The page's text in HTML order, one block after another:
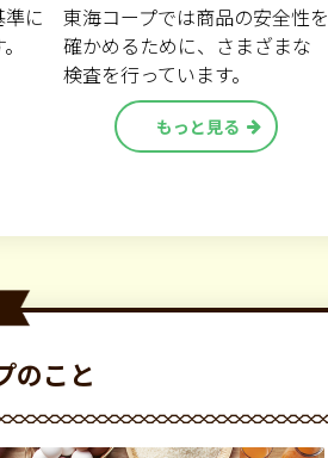
に
東海コープでは商品の安全性を
確かめるために、さまざまな
検査を行っています。
もっと見る
のこと